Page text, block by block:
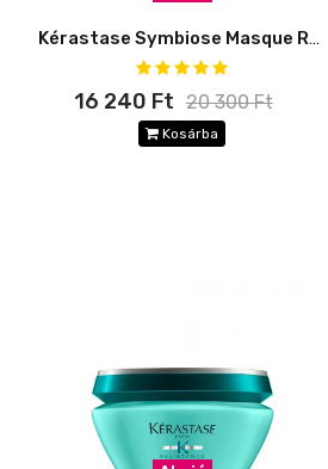
Kérastase Symbiose Masque Revitalisant Essentiel
16 240 Ft 20 300 Ft
Kosárba